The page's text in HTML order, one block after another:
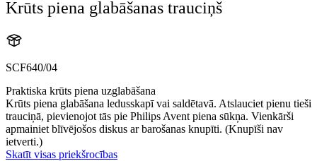
Krūts piena glabāšanas trauciņš
SCF640/04
Praktiska krūts piena uzglabāšana
Krūts piena glabāšana ledusskapī vai saldētavā. Atslauciet pienu tieši
trauciņā, pievienojot tās pie Philips Avent piena sūkņa. Vienkārši
apmainiet blīvējošos diskus ar barošanas knupīti. (Knupīši nav
ietverti.)
Skatīt visas priekšrocības